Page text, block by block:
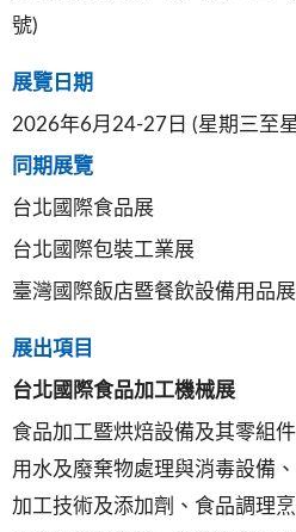
號)
展覽日期
2026年6月24-27日 (星期三至
同期展覽
台北國際食品展
台北國際包裝工業展
臺灣國際飯店暨餐飲設備用品展
展出項目
台北國際食品加工機械展
食品加工暨烘焙設備及其零組
用水及廢棄物處理與消毒設備
加工技術及添加劑、食品調理